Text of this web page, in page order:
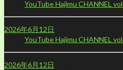
YouTube Hajimu CHANNEL
2026年6月12日
YouTube Hajimu CHANNEL
2026年6月12日